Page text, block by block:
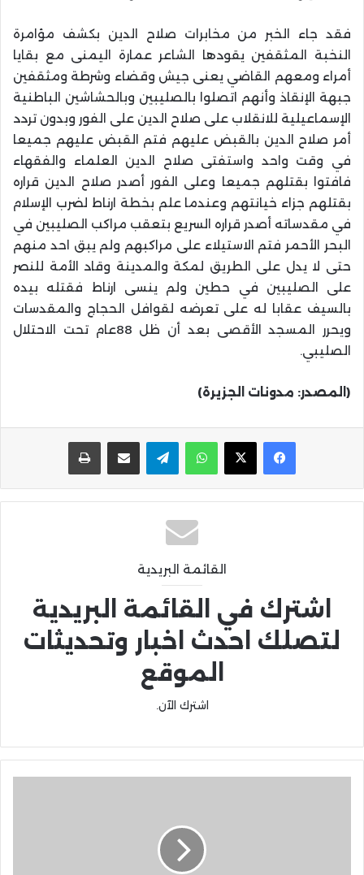
فقد جاء الخبر من مخابرات صلاح الدين بكشف مؤامرة
النخبة المثقفين يقودها الشاعر عمارة اليمنى مع بقايا
أمراء ومعهم القاضي يعنى جيش وقضاء وشرطة ومثقفين
جبهة الإنقاذ وأنهم اتصلوا بالصليبين وبالحشاشين الباطنية
الإسماعيلية للانقلاب على صلاح الدين على الفور وبدون تردد
أمر صلاح الدين بالقبض عليهم فتم القبض عليهم جميعا
في وقت واحد واستفتى صلاح الدين العلماء والفقهاء
فافتوا بقتلهم جميعا وعلى الفور أصدر صلاح الدين قراره
بقتلهم جزاء خيانتهم وعندما علم بخطة ارناط لضرب الإسلام
في مقدساته أصدر قراره السريع بتعقب مراكب الصليبين في
البحر الأحمر فتم الاستيلاء على مراكبهم ولم يبق احد منهم
حتى لا يدل على الطريق لمكة والمدينة وقاد الأمة للنصر
على الصليبين في حطين ولم ينسى ارناط فقتله بيده
بالسيف عقابا له على تعرضه لقوافل الحجاج والمقدسات
ويحرر المسجد الأقصى بعد أن ظل 88عام تحت الاحتلال
الصليبي.
(المصدر: مدونات الجزيرة)
واتساب تيلقرام مشاركة عبر البريد
القائمة البريدية
اشترك في القائمة البريدية
لتصلك احدث اخبار وتحديثات
الموقع
اشترك الآن.